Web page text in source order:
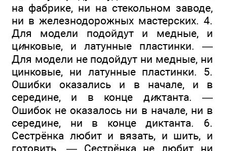
на фабрике, ни на стекольном заводе,
ни в железнодорожных мастерских. 4.
Для модели подойдут и медные, и
цинковые, и латунные пластинки. —
Для модели не подойдут ни медные, ни
цинковые, ни латунные пластинки. 5.
Ошибки оказались и в начале, и в
середине, и в конце диктанта. —
Ошибок не оказалось ни в начале, ни в
середине, ни в конце диктанта. 6.
Сестрёнка любит и вязать, и шить, и
готовить. — Сестрёнка не любит ни